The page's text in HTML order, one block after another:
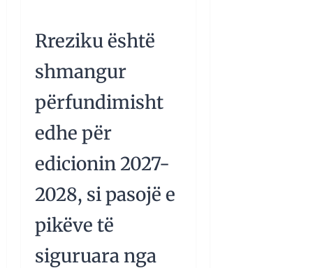
Rreziku është
shmangur
përfundimisht
edhe për
edicionin 2027-
2028, si pasojë e
pikëve të
siguruara nga